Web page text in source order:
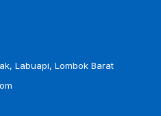
Labuapi, Lombok Barat